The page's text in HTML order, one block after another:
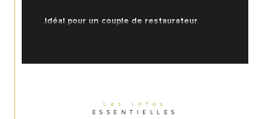
Les infos
ESSENTIELLES
Idéal pour un couple de restaurateur.
agencée, une salle de restaurant de 30
rangement, vestiaires et chambre froide.